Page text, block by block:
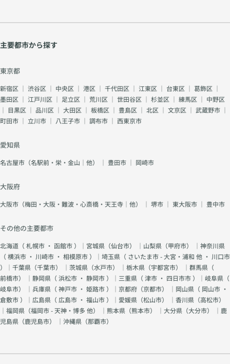
主要都市から探す
東京都
新宿区 ｜ 渋谷区 ｜ 中央区 ｜ 港区 ｜ 千代田区 ｜ 江東区 ｜ 台東区 ｜ 葛飾区 ｜
墨田区 ｜ 江戸川区 ｜ 足立区 ｜ 荒川区 ｜ 世田谷区 ｜ 杉並区 ｜ 練馬区 ｜ 中野区
｜ 目黒区 ｜ 品川区 ｜ 大田区 ｜ 板橋区 ｜ 豊島区 ｜ 北区 ｜ 文京区 ｜ 武蔵野市 ｜
町田市 ｜ 立川市 ｜ 八王子市 ｜ 調布市 ｜ 西東京市
愛知県
名古屋市（名駅前・栄・金山｜他） ｜ 豊田市 ｜ 岡崎市
大阪府
大阪市（梅田・大阪・難波・心斎橋・天王寺｜他） ｜ 堺市 ｜ 東大阪市 ｜ 豊中市
その他の主要都市
北海道（札幌市 ・ 函館市）｜宮城県（仙台市） ｜山梨県（甲府市） ｜神奈川県
（横浜市 ・ 川崎市 ・ 相模原市）｜埼玉県（ さいたま市 - 大宮・浦和 他 ・ 川口市
）｜千葉県（千葉市） ｜茨城県（水戸市） ｜栃木県（宇都宮市） ｜群馬県（
前橋市） ｜静岡県（浜松市 ・ 静岡市）｜三重県（津市 ・ 四日市市）｜岐阜県（
岐阜市） ｜兵庫県（神戸市 ・ 姫路市）｜京都府（京都市） ｜岡山県（ 岡山市 ・
倉敷市）｜広島県（ 広島市 ・ 福山市）｜愛媛県（松山市） ｜香川県（高松市）
｜福岡県（福岡市 - 天神・博多 他） ｜熊本県（熊本市） ｜大分県（大分市） ｜鹿
児島県（鹿児島市） ｜沖縄県（那覇市）